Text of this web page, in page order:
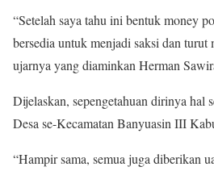
“Setelah saya tahu ini bentuk money
bersedia untuk menjadi saksi dan turut
ujarnya yang diaminkan Herman
Dijelaskan, sepengetahuan dirinya hal
Desa se-Kecamatan Banyuasin III
“Hampir sama, semua juga diberikan